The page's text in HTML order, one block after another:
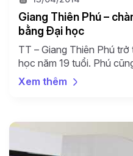
Giang Thiên Phú –
bằng Đại học
TT – Giang Thiên Phú
học năm 19 tuổi. Phú
vượt qua nhiều vòng thi
của Aprotrain Aptech.
Xem thêm